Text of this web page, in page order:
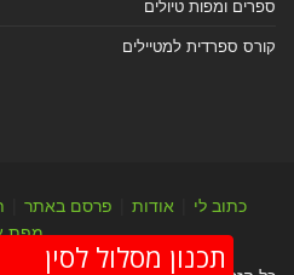
ספרים ומפות טיולים
קורס ספרדית למטיילים
כתוב לי אודות פרסם באתר
מפת
תכנון מסלול לסין